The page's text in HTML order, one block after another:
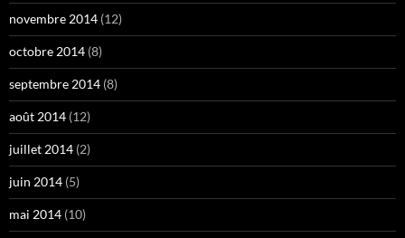
novembre 2014 (12)
octobre 2014 (8)
septembre 2014 (8)
août 2014 (12)
juillet 2014 (2)
juin 2014 (5)
mai 2014 (10)